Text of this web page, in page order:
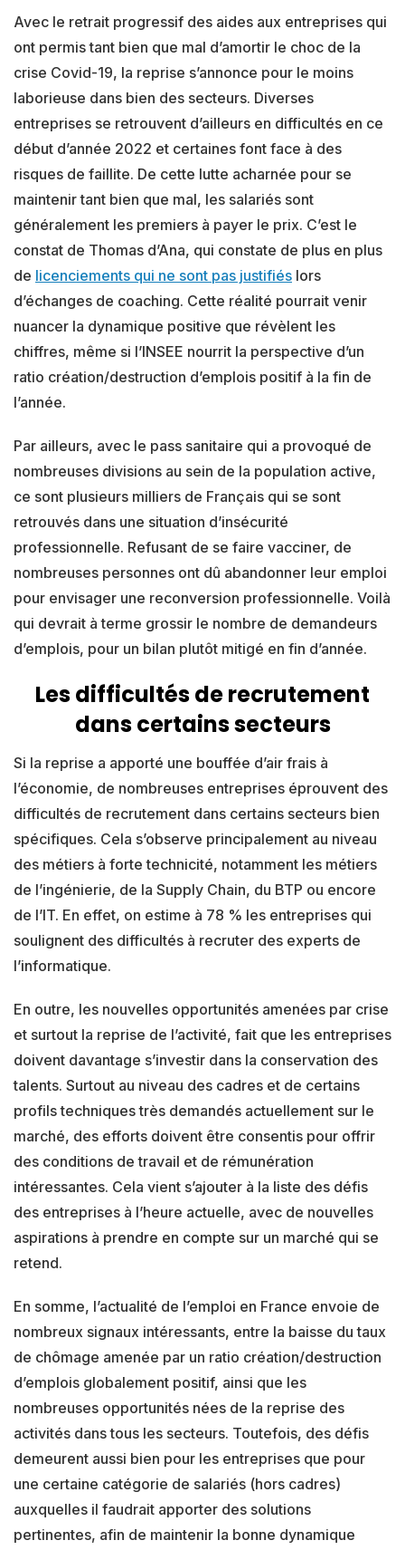
Avec le retrait progressif des aides aux entreprises qui
ont permis tant bien que mal d’amortir le choc de la
crise Covid-19, la reprise s’annonce pour le moins
laborieuse dans bien des secteurs. Diverses
entreprises se retrouvent d’ailleurs en difficultés en ce
début d’année 2022 et certaines font face à des
risques de faillite. De cette lutte acharnée pour se
maintenir tant bien que mal, les salariés sont
généralement les premiers à payer le prix. C’est le
constat de Thomas d’Ana, qui constate de plus en plus
de licenciements qui ne sont pas justifiés lors
d’échanges de coaching. Cette réalité pourrait venir
nuancer la dynamique positive que révèlent les
chiffres, même si l’INSEE nourrit la perspective d’un
ratio création/destruction d’emplois positif à la fin de
l’année.
Par ailleurs, avec le pass sanitaire qui a provoqué de
nombreuses divisions au sein de la population active,
ce sont plusieurs milliers de Français qui se sont
retrouvés dans une situation d’insécurité
professionnelle. Refusant de se faire vacciner, de
nombreuses personnes ont dû abandonner leur emploi
pour envisager une reconversion professionnelle. Voilà
qui devrait à terme grossir le nombre de demandeurs
d’emplois, pour un bilan plutôt mitigé en fin d’année.
Les difficultés de recrutement
dans certains secteurs
Si la reprise a apporté une bouffée d’air frais à
l’économie, de nombreuses entreprises éprouvent des
difficultés de recrutement dans certains secteurs bien
spécifiques. Cela s’observe principalement au niveau
des métiers à forte technicité, notamment les métiers
de l’ingénierie, de la Supply Chain, du BTP ou encore
de l’IT. En effet, on estime à 78 % les entreprises qui
soulignent des difficultés à recruter des experts de
l’informatique.
En outre, les nouvelles opportunités amenées par crise
et surtout la reprise de l’activité, fait que les entreprises
doivent davantage s’investir dans la conservation des
talents. Surtout au niveau des cadres et de certains
profils techniques très demandés actuellement sur le
marché, des efforts doivent être consentis pour offrir
des conditions de travail et de rémunération
intéressantes. Cela vient s’ajouter à la liste des défis
des entreprises à l’heure actuelle, avec de nouvelles
aspirations à prendre en compte sur un marché qui se
retend.
En somme, l’actualité de l’emploi en France envoie de
nombreux signaux intéressants, entre la baisse du taux
de chômage amenée par un ratio création/destruction
d’emplois globalement positif, ainsi que les
nombreuses opportunités nées de la reprise des
activités dans tous les secteurs. Toutefois, des défis
demeurent aussi bien pour les entreprises que pour
une certaine catégorie de salariés (hors cadres)
auxquelles il faudrait apporter des solutions
pertinentes, afin de maintenir la bonne dynamique